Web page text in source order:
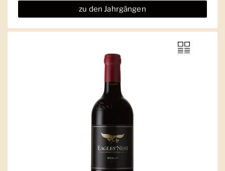
zu den Jahrgängen